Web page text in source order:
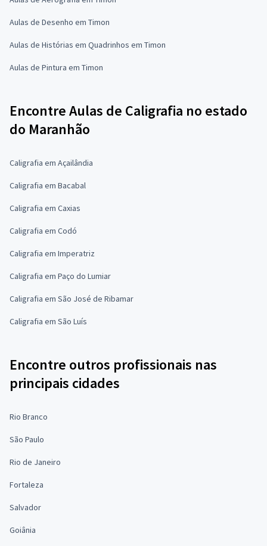
Aulas de Desenho em Timon
Aulas de Histórias em Quadrinhos em Timon
Aulas de Pintura em Timon
Encontre Aulas de Caligrafia no estado
do Maranhão
Caligrafia em Açailândia
Caligrafia em Bacabal
Caligrafia em Caxias
Caligrafia em Codó
Caligrafia em Imperatriz
Caligrafia em Paço do Lumiar
Caligrafia em São José de Ribamar
Caligrafia em São Luís
Encontre outros profissionais nas
principais cidades
Rio Branco
São Paulo
Rio de Janeiro
Fortaleza
Salvador
Goiânia